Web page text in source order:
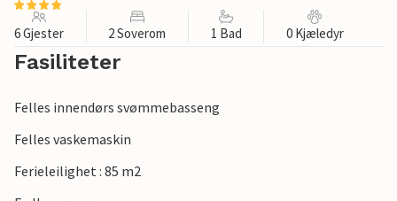
6 Gjester 2 Soverom 1 Bad 0 Kjæledyr
Fasiliteter
Felles innendørs svømmebasseng
Felles vaskemaskin
Ferieleilighet : 85 m2